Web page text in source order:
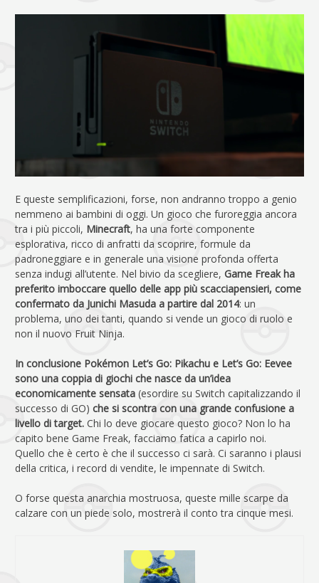
E queste semplificazioni, forse, non andranno troppo a genio
nemmeno ai bambini di oggi. Un gioco che furoreggia ancora
tra i più piccoli, Minecraft, ha una forte componente
esplorativa, ricco di anfratti da scoprire, formule da
padroneggiare e in generale una visione profonda offerta
senza indugi all’utente. Nel bivio da scegliere, Game Freak ha
preferito imboccare quello delle app più scacciapensieri, come
confermato da Junichi Masuda a partire dal 2014: un
problema, uno dei tanti, quando si vende un gioco di ruolo e
non il nuovo Fruit Ninja.
In conclusione Pokémon Let’s Go: Pikachu e Let’s Go: Eevee
sono una coppia di giochi che nasce da un’idea
economicamente sensata (esordire su Switch capitalizzando il
successo di GO) che si scontra con una grande confusione a
livello di target. Chi lo deve giocare questo gioco? Non lo ha
capito bene Game Freak, facciamo fatica a capirlo noi.
Quello che è certo è che il successo ci sarà. Ci saranno i plausi
della critica, i record di vendite, le impennate di Switch.
O forse questa anarchia mostruosa, queste mille scarpe da
calzare con un piede solo, mostrerà il conto tra cinque mesi.